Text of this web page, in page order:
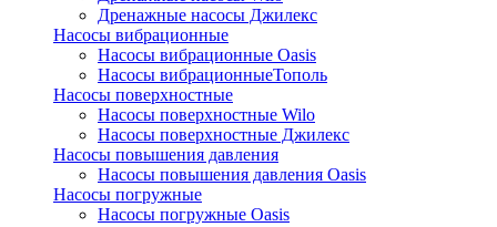
Дренажные насосы Джилекс
Насосы вибрационные
Насосы вибрационные Oasis
Насосы вибрационныеТополь
Насосы поверхностные
Насосы поверхностные Wilo
Насосы поверхностные Джилекс
Насосы повышения давления
Насосы повышения давления Oasis
Насосы погружные
Насосы погружные Oasis